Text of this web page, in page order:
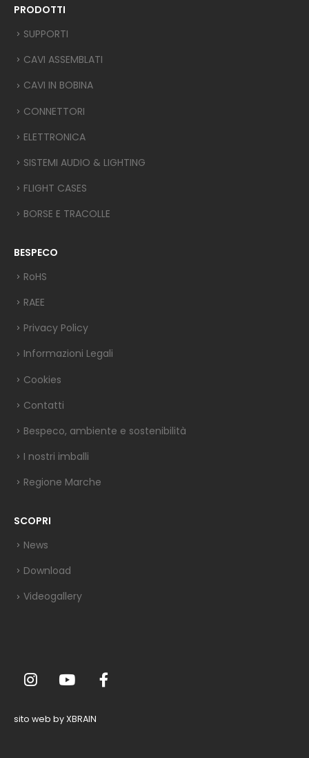
PRODOTTI
SUPPORTI
CAVI ASSEMBLATI
CAVI IN BOBINA
CONNETTORI
ELETTRONICA
SISTEMI AUDIO & LIGHTING
FLIGHT CASES
BORSE E TRACOLLE
BESPECO
RoHS
RAEE
Privacy Policy
Informazioni Legali
Cookies
Contatti
Bespeco, ambiente e sostenibilità
I nostri imballi
Regione Marche
SCOPRI
News
Download
Videogallery
sito web by XBRAIN